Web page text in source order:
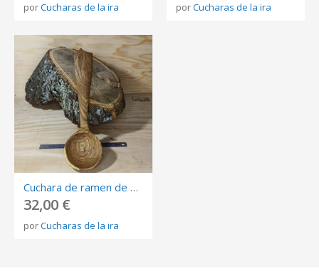
porCucharas de la ira porCucharas de la ira
Cuchara de ramen de nogal
32,00 €
porCucharas de la ira